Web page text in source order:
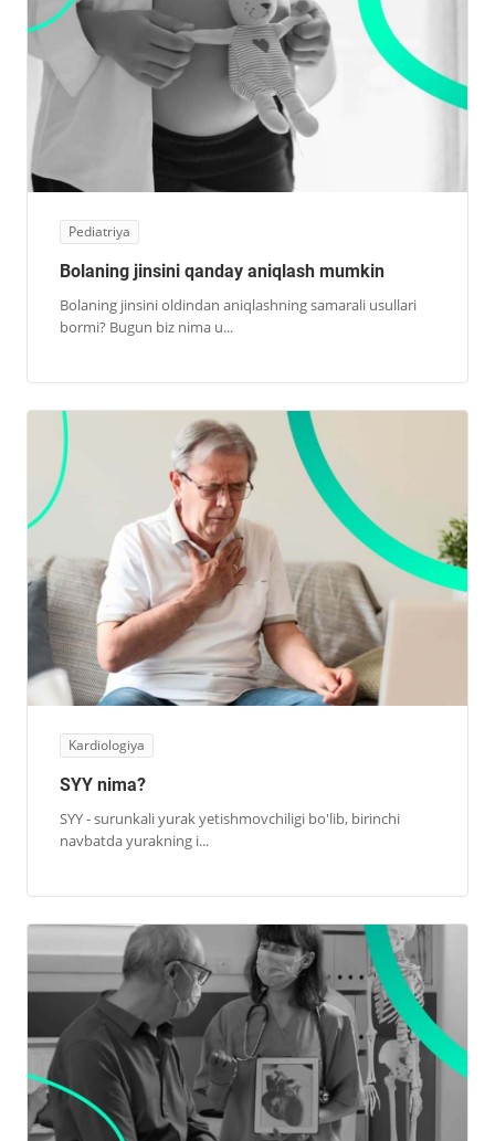
Pediatriya
Bolaning jinsini oldindan aniqlashning samarali usullari
bormi? Bugun biz nima u...
Bolaning jinsini qanday aniqlash mumkin
Kardiologiya
SYY - surunkali yurak yetishmovchiligi bo'lib, birinchi
navbatda yurakning i...
SYY nima?